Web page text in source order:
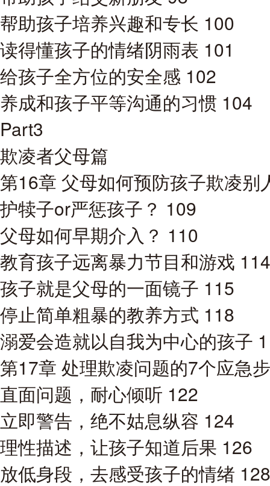
帮助孩子培养兴趣和专长 100
读得懂孩子的情绪阴雨表 101
给孩子全方位的安全感 102
养成和孩子平等沟通的习惯 104
Part3
欺凌者父母篇
第16章 父母如何预防孩子欺凌别
护犊子or严惩孩子？ 109
父母如何早期介入？ 110
教育孩子远离暴力节目和游戏 114
孩子就是父母的一面镜子 115
停止简单粗暴的教养方式 118
溺爱会造就以自我为中心的孩子
第17章 处理欺凌问题的7个应急
直面问题，耐心倾听 122
立即警告，绝不姑息纵容 124
理性描述，让孩子知道后果 126
放低身段，去感受孩子的情绪 128